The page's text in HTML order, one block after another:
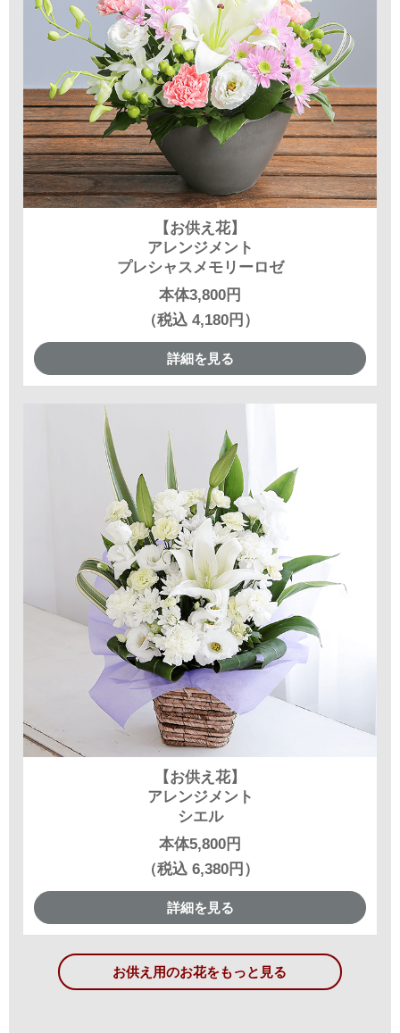
【お供え花】
アレンジメント
プレシャスメモリーロゼ
本体3,800円
（税込 4,180円）
詳細を見る
【お供え花】
アレンジメント
シエル
本体5,800円
（税込 6,380円）
詳細を見る
お供え用のお花をもっと見る